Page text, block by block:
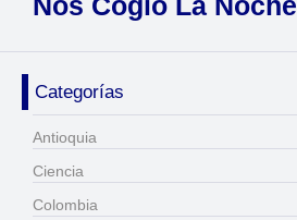
Categorías
Antioquia
Ciencia
Colombia